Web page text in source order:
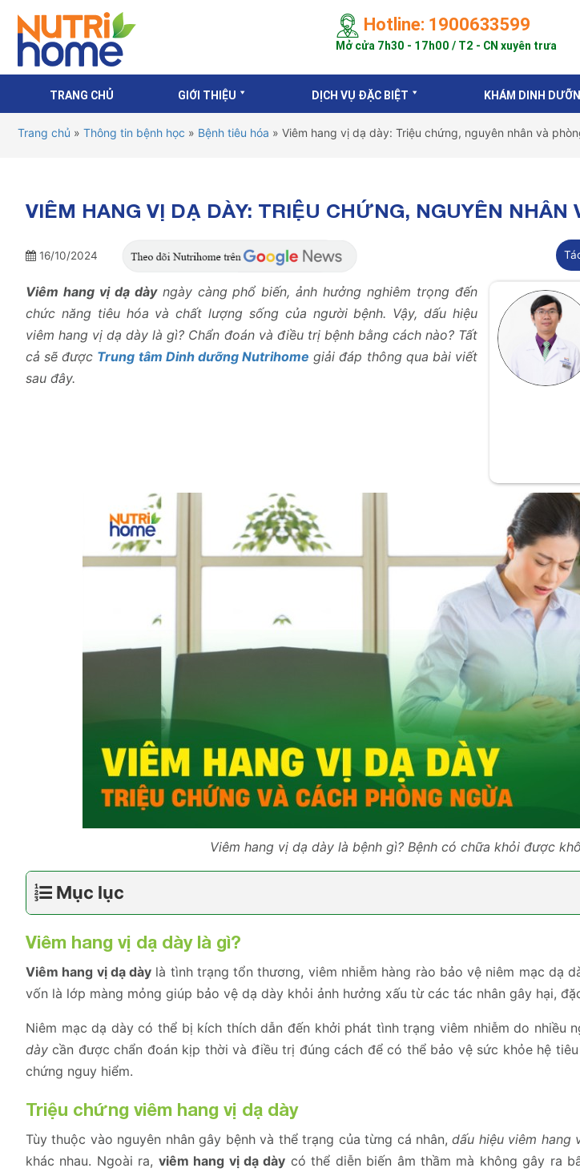
Hotline: 1900633599
Mở cửa 7h30 - 17h00 / T2 - CN xuyên trưa
TRANG CHỦ GIỚI THIỆU DỊCH VỤ ĐẶC BIỆT KHÁM DINH
Trang chủ » Thông tin bệnh học » Bệnh tiêu hóa » Viêm hang vị dạ dày: Triệu chứng, nguyên nhân và
VIÊM HANG VỊ DẠ DÀY: TRIỆU CHỨNG, NGUYÊN NHÂN
16/10/2024
Viêm hang vị dạ dàyngày càng phổ biến, ảnh hưởng nghiêm trọng đến
chức năng tiêu hóa và chất lượng sống của người bệnh. Vậy, dấu hiệu
viêm hang vị dạ dày là gì? Chẩn đoán và điều trị bệnh bằng cách nào? Tất
cả sẽ được Trung tâm Dinh dưỡng Nutrihome giải đáp thông qua bài viết
sau đây.
Viêm hang vị dạ dày là bệnh gì? Bệnh có chữa khỏi được
Mục lục
Viêm hang vị dạ dày là gì?
Viêm hang vị dạ dày là tình trạng tổn thương, viêm nhiễm hàng rào bảo vệ niêm mạc dạ
vốn là lớp màng mỏng giúp bảo vệ dạ dày khỏi ảnh hưởng xấu từ các tác nhân gây hại,
Niêm mạc dạ dày có thể bị kích thích dẫn đến khởi phát tình trạng viêm nhiễm do nhiều
dày cần được chẩn đoán kịp thời và điều trị đúng cách để có thể bảo vệ sức khỏe hệ
chứng nguy hiểm.
Triệu chứng viêm hang vị dạ dày
Tùy thuộc vào nguyên nhân gây bệnh và thể trạng của từng cá nhân,dấu hiệu viêm hang
khác nhau. Ngoài ra, viêm hang vị dạ dày có thể diễn biến âm thầm mà không gây ra